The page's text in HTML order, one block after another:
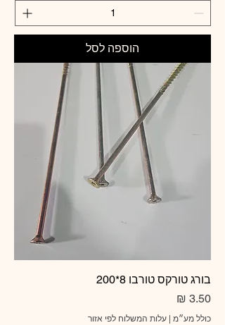
הוספה לסל
בורג טורקס טורבו 8*200
מחיר
כולל מע״מ עלות המשלוח לפי אזור